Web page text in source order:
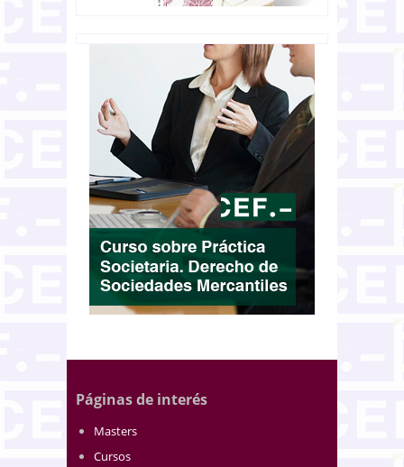
Páginas de interés
Masters
Cursos